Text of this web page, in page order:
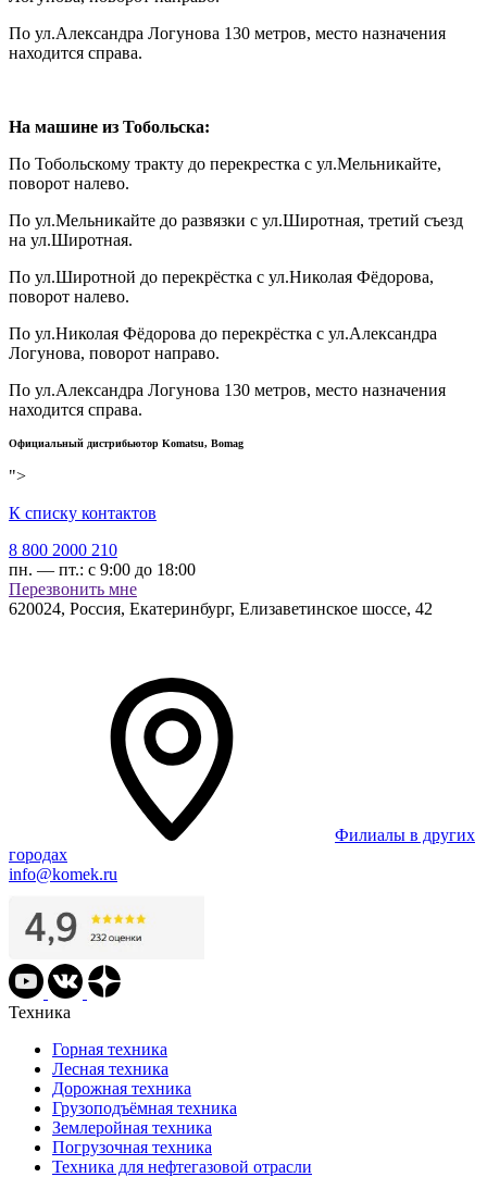
По ул.Александра Логунова 130 метров, место назначения
находится справа.
На машине из Тобольска:
По Тобольскому тракту до перекрестка с ул.Мельникайте,
поворот налево.
По ул.Мельникайте до развязки с ул.Широтная, третий съезд
на ул.Широтная.
По ул.Широтной до перекрёстка с ул.Николая Фёдорова,
поворот налево.
По ул.Николая Фёдорова до перекрёстка с ул.Александра
Логунова, поворот направо.
По ул.Александра Логунова 130 метров, место назначения
находится справа.
Официальный диcтрибьютор Komatsu, Bomag
">
К списку контактов
8 800 2000 210
пн. — пт.: с 9:00 до 18:00
Перезвонить мне
620024, Россия, Екатеринбург, Елизаветинское шоссе, 42
Филиалы в других
городах
info@komek.ru
Техника
Горная техника
Лесная техника
Дорожная техника
Грузоподъёмная техника
Землеройная техника
Погрузочная техника
Техника для нефтегазовой отрасли